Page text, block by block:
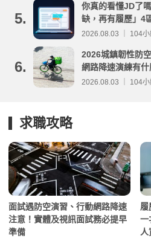
5.
你真的看懂JD了
缺，再有履歷」4
2026.08.03 ｜ 104小
6.
2026城鎮韌性防
網路降速演練有
事項整理
2026.08.03 ｜ 104小
求職攻略
面試遇防空演習、行動網路降速
注意！實體及視訊面試務必提早
準備
履
一